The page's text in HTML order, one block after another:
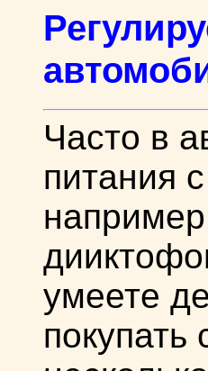
Часто в
питания
умеете
покупать